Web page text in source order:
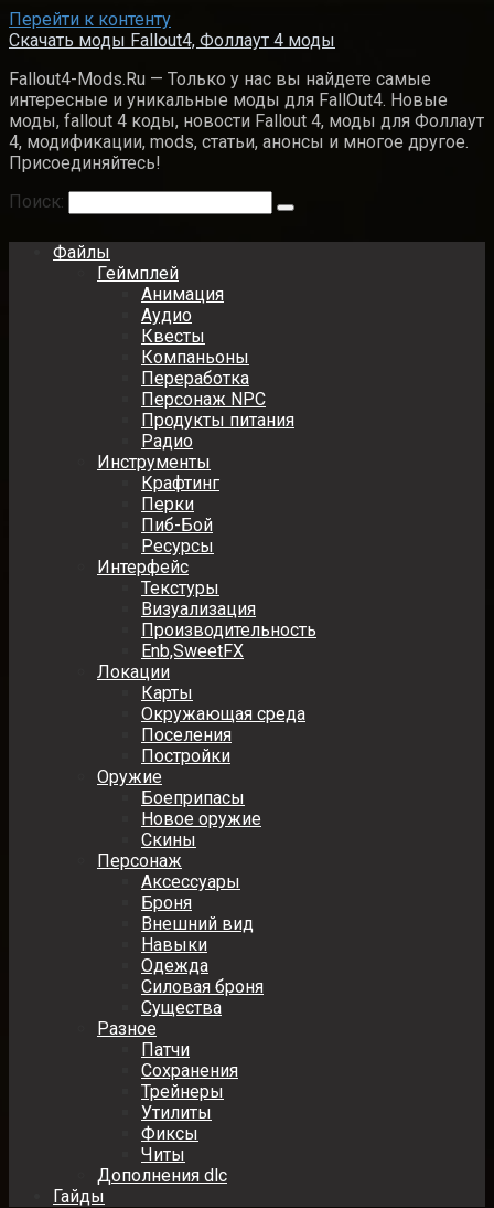
Перейти к контенту
Скачать моды Fallout4, Фоллаут 4 моды
Fallout4-Mods.Ru — Только у нас вы найдете самые
интересные и уникальные моды для FallOut4. Новые
моды, fallout 4 коды, новости Fallout 4, моды для Фоллаут
4, модификации, mods, статьи, анонсы и многое другое.
Присоединяйтесь!
Поиск:
Файлы
Геймплей
Анимация
Аудио
Квесты
Компаньоны
Переработка
Персонаж NPC
Продукты питания
Радио
Инструменты
Крафтинг
Перки
Пиб-Бой
Ресурсы
Интерфейс
Текстуры
Визуализация
Производительность
Enb,SweetFX
Локации
Карты
Окружающая среда
Поселения
Постройки
Оружие
Боеприпасы
Новое оружие
Скины
Персонаж
Аксессуары
Броня
Внешний вид
Навыки
Одежда
Силовая броня
Существа
Разное
Патчи
Сохранения
Трейнеры
Утилиты
Фиксы
Читы
Дополнения dlc
Гайды